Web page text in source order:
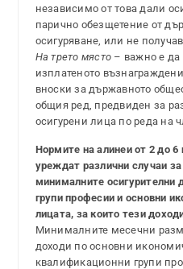
независимо от това дали
парично обезщетение от
осигуряване, или не
На трето място – важно е да
изплатеното
вноски за държавното
общия ред, предвиден за
осигурени лица по реда на
Нормите на алинеи от 2 до 6
уреждат различни случаи
минималните осигурителни
групи професии и основни
лицата, за които тези
Минималните месечни
доходи по основни
квалификационни групи